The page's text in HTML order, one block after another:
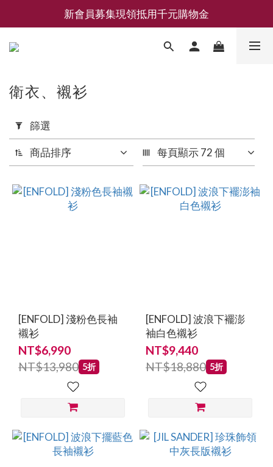
新會員募集現領抵用千元購物金
新會員募集現領抵用千元購物金
LEMAIRE 經典可頌包 NEW ARRIVAL
新會員募集現領抵用千元購物金
用
篩
選
(0/20)
(7)
AMBUSH
(5)
Comme
Black
衛衣、襯衫
篩選
商品排序 每頁顯示 72 個
[ENFOLD] 淺粉色長袖
襯衫
NT$6,990
NT$13,980 5折
[ENFOLD] 波浪下襬澎
袖白色襯衫
NT$9,440
NT$18,880 5折